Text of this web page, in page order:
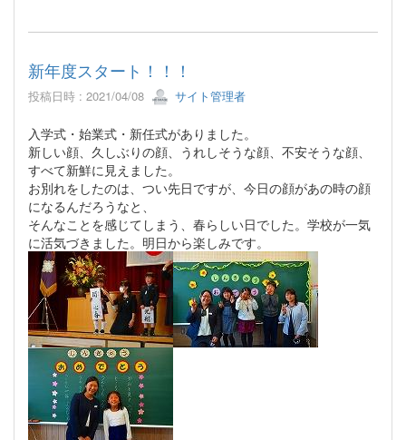
新年度スタート！！！
投稿日時 : 2021/04/08 サイト管理者
入学式・始業式・新任式がありました。
新しい顔、久しぶりの顔、うれしそうな顔、不安そうな顔、
すべて新鮮に見えました。
お別れをしたのは、つい先日ですが、今日の顔があの時の顔
になるんだろうなと、
そんなことを感じてしまう、春らしい日でした。学校が一気
に活気づきました。明日から楽しみです。